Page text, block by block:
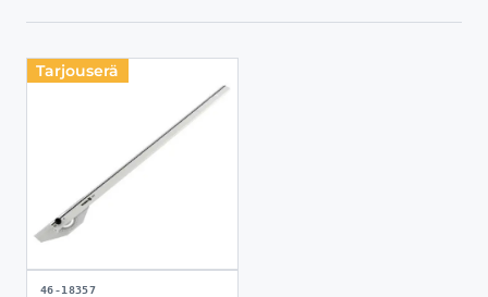
Tarjouserä
46-18357